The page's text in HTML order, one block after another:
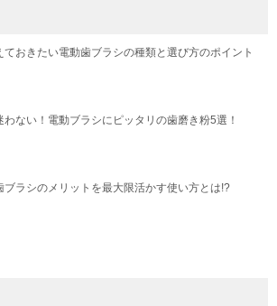
ておきたい電動歯ブラシの種類と選び方のポイント
わない！電動ブラシにピッタリの歯磨き粉5選！
ブラシのメリットを最大限活かす使い方とは!?